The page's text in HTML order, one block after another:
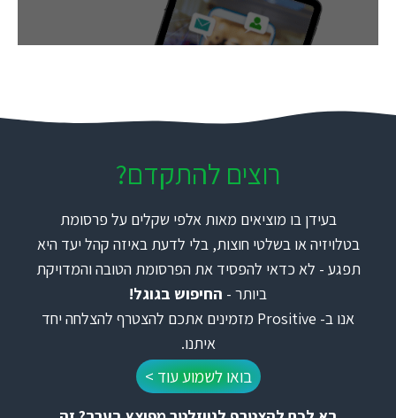
רוצים להתקדם?
בעידן בו מוציאים מאות אלפי שקלים על פרסומת
בטלויזיה או בשלטי חוצות, בלי לדעת באיזה קהל יעד היא
תפגע - לא כדאי להפסיד את הפרסומת הטובה והמדויקת
ביותר - החיפוש בגוגל!
אנו ב- Prositive מזמינים אתכם להצטרף להצלחה יחד
איתנו.
בואו לשמוע עוד >